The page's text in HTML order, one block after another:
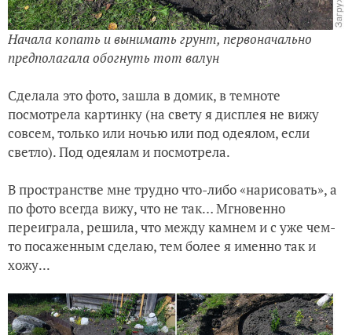
Начала копать и вынимать грунт, первоначально
предполагала обогнуть тот валун
Сделала это фото, зашла в домик, в темноте
посмотрела картинку (на свету я дисплея не вижу
совсем, только или ночью или под одеялом, если
светло). Под одеялам и посмотрела.
В пространстве мне трудно что-либо «нарисовать», а
по фото всегда вижу, что не так… Мгновенно
переиграла, решила, что между камнем и с уже чем-
то посаженным сделаю, тем более я именно так и
хожу...